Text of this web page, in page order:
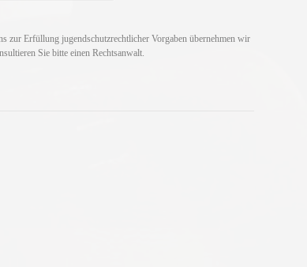
zur Erfüllung jugendschutzrechtlicher Vorgaben übernehmen wir
Sie bitte einen Rechtsanwalt.